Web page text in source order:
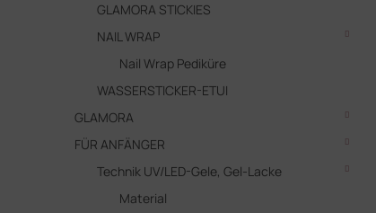
GLAMORA STICKIES
NAIL WRAP
Nail Wrap Pediküre
WASSERSTICKER-ETUI
GLAMORA
FÜR ANFÄNGER
Technik UV/LED-Gele, Gel-Lacke
Material